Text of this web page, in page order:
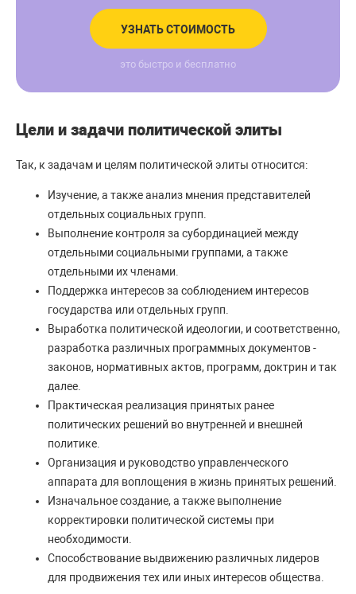
УЗНАТЬ СТОИМОСТЬ
это быстро и бесплатно
Цели и задачи политической элиты
Так, к задачам и целям политической элиты относится:
Изучение, а также анализ мнения представителей
отдельных социальных групп.
Выполнение контроля за субординацией между
отдельными социальными группами, а также
отдельными их членами.
Поддержка интересов за соблюдением интересов
государства или отдельных групп.
Выработка политической идеологии, и соответственно,
разработка различных программных документов -
законов, нормативных актов, программ, доктрин и так
далее.
Практическая реализация принятых ранее
политических решений во внутренней и внешней
политике.
Организация и руководство управленческого
аппарата для воплощения в жизнь принятых решений.
Изначальное создание, а также выполнение
корректировки политической системы при
необходимости.
Способствование выдвижению различных лидеров
для продвижения тех или иных интересов общества.